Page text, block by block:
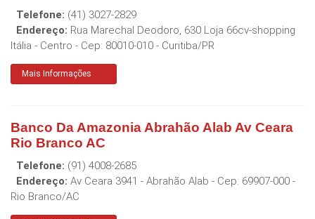
Telefone: (41) 3027-2829
Endereço: Rua Marechal Deodoro, 630 Loja 66cv-shopping
Itália - Centro - Cep: 80010-010 - Curitiba/PR
Mais Informações
Banco Da Amazonia Abrahão Alab Av Ceara
Rio Branco AC
Telefone: (91) 4008-2685
Endereço: Av Ceara 3941 - Abrahão Alab - Cep: 69907-000 -
Rio Branco/AC